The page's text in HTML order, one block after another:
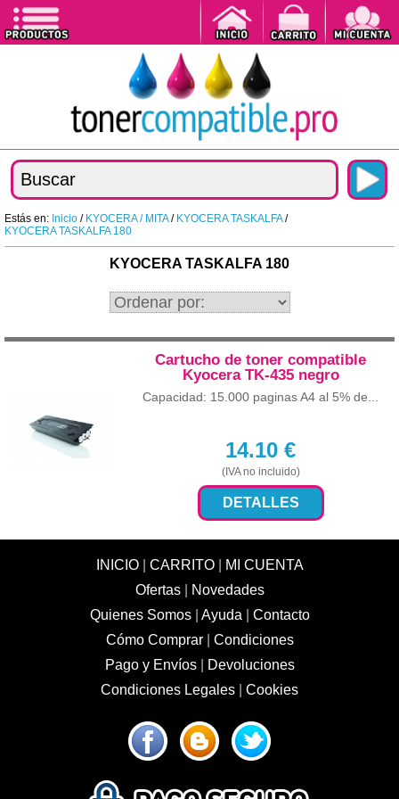
Estás en: Inicio / KYOCERA / MITA/ KYOCERA TASKALFA/
KYOCERA TASKALFA 180
KYOCERA TASKALFA 180
Cartucho de toner compatible
Kyocera TK-435 negro
Capacidad: 15.000 paginas A4 al 5% de...
14.10 €
(IVA no incluido)
DETALLES
INICIO| CARRITO|
MI CUENTA
Ofertas|
Novedades
Quienes Somos| Ayuda
Contacto
Cómo Comprar| Condiciones
Pago y Envíos|
Devoluciones
Condiciones Legales
Cookies